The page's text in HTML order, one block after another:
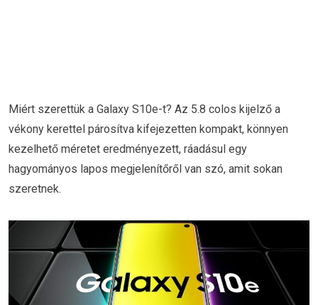
Miért szerettük a Galaxy S10e-t? Az 5.8 colos kijelző a
vékony kerettel párosítva kifejezetten kompakt, könnyen
kezelhető méretet eredményezett, ráadásul egy
hagyományos lapos megjelenítőről van szó, amit sokan
szeretnek.